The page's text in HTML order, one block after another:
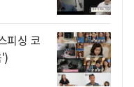
피싱 코
')